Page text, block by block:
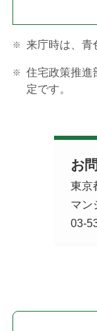
来庁時は、青
住宅政策推進
定です。
お
東京
マン
03-